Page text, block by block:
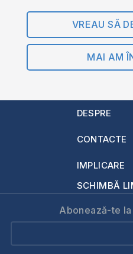
VREAU SĂ
MAI AM
DESPRE
CONTACTE
IMPLICARE
SCHIMBĂ
Abonează-te